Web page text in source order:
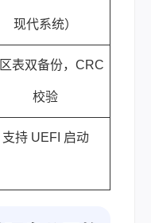
现代系统）
表双备份，CRC
校验
支持 UEFI 启动